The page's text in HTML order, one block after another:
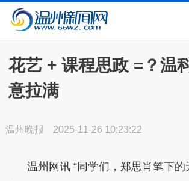
花艺 + 课程思政 =？温
意拉满
温州晚报 2025-11-26 10:23:22
温州网讯 “同学们，郑思肖笔下的